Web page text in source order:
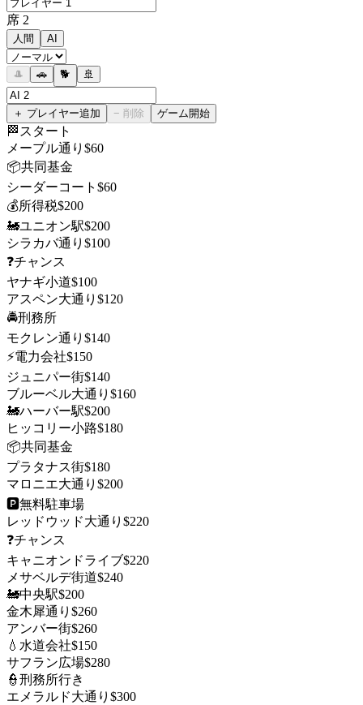
席 2
人間 AI
🎩 🚗 🐕 🚢
＋ プレイヤー追加 − 削除 ゲーム開始
🏁 スタート
メープル通り $60
📦共同基金
シーダーコート $60
💰所得税$200
🚂ユニオン駅$200
シラカバ通り $100
❓チャンス
ヤナギ小道$100
アスペン大通り $120
🚔刑務所
モクレン通り $140
⚡電力会社$150
ジュニパー街$140
ブルーベル大通り $160
🚂ハーバー駅$200
ヒッコリー小路$180
📦共同基金
プラタナス街$180
マロニエ大通り $200
🅿️無料駐車場
レッドウッド大通り $220
❓チャンス
キャニオンドライブ$220
メサベルデ街道$240
🚂中央駅$200
金木犀通り $260
アンバー街$260
💧 水道会社$150
サフラン広場$280
👮刑務所行き
エメラルド大通り $300